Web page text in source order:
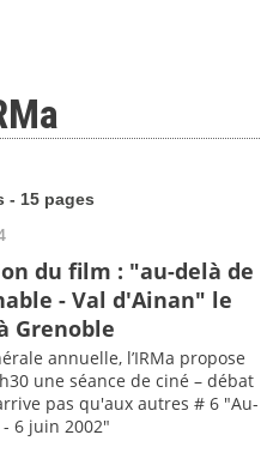
- 15 pages
du film : "au-delà de
- Val d'Ainan" le
Grenoble
annuelle, l’IRMa propose
une séance de ciné – débat
pas qu'aux autres # 6 "Au-
6 juin 2002"